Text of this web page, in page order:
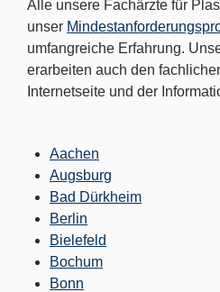
Alle unsere Fachärzte für
unser
umfangreiche Erfahrung.
erarbeiten auch den
Internetseite und der
Aachen
Augsburg
Bad Dürkheim
Berlin
Bielefeld
Bochum
Bonn